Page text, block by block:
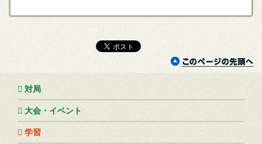
対局
大会・イベント
学習